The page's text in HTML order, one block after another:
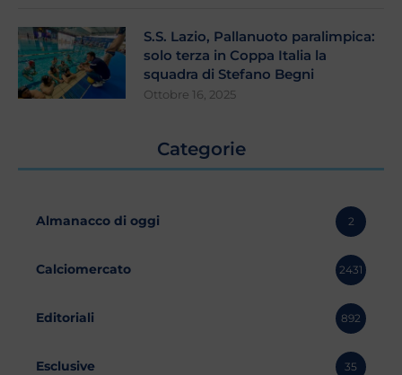
S.S. Lazio, Pallanuoto paralimpica:
solo terza in Coppa Italia la
squadra di Stefano Begni
Ottobre 16, 2025
Categorie
Almanacco di oggi 2
Calciomercato 2431
Editoriali 892
Esclusive 35